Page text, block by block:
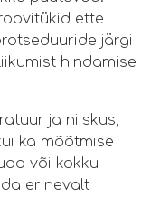
ette
järgi
hindamise
ja niiskus,
ka mõõtmise
või kokku
erinevalt